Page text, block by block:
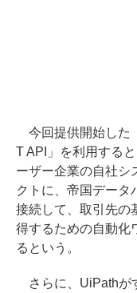
今回提供開始した
T API」を利用する
ーザー企業の自社シ
クトに、帝国データ
接続して、取引先の
得するための自動化
るという。
さらに、UiPathが